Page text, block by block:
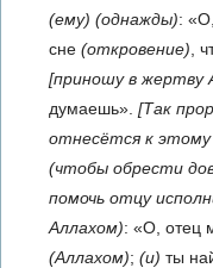
(ему) (однажды):
сне (откровение) ,
[приношу в жертву
думаешь». [Так
отнесётся к этому
(чтобы обрести
помочь отцу
Аллахом): «О, отец
(Аллахом); (и) ты